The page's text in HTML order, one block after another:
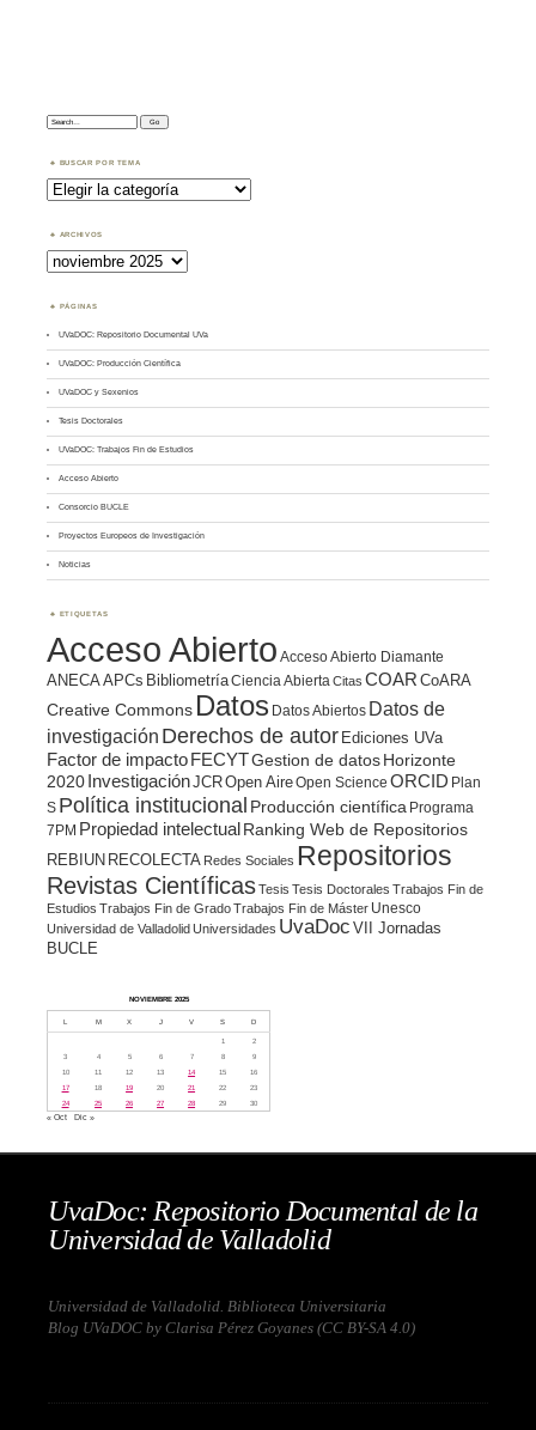
Search:
BUSCAR POR TEMA
Buscar
por
Tema
ARCHIVOS
Archivos
PÁGINAS
UVaDOC: Repositorio Documental UVa
UVaDOC: Producción Científica
UVaDOC y Sexenios
Tesis Doctorales
UVaDOC: Trabajos Fin de Estudios
Acceso Abierto
Consorcio BUCLE
Proyectos Europeos de Investigación
Noticias
ETIQUETAS
Acceso Abierto Acceso Abierto Diamante
ANECAAPCs BibliometríaCiencia Abierta Citas COAR CoARA
Creative Commons Datos Datos Abiertos Datos de
investigación Derechos de autor Ediciones UVa
Factor de impacto FECYTGestion de datosHorizonte
2020 InvestigaciónJCROpen AireOpen Science ORCID Plan
S Política institucional Producción científica Programa
7PM Propiedad intelectualRanking Web de Repositorios
REBIUN RECOLECTA Redes Sociales Repositorios
Revistas CientíficasTesis Tesis Doctorales Trabajos Fin de
Estudios Trabajos Fin de GradoTrabajos Fin de Máster Unesco
Universidad de Valladolid Universidades UvaDoc VII Jornadas
BUCLE
NOVIEMBRE 2025
L M X J V S D
1
2
3
4 5 6 7 8
9
10
11 12 13 14 15
16
17
18 19 20 21 22
23
24
25 26 27 28 29 30
« Oct Dic »
UvaDoc: Repositorio Documental de la
Universidad de Valladolid
Universidad de Valladolid. Biblioteca Universitaria
Blog UVaDOC by Clarisa Pérez Goyanes (CC BY-SA 4.0)